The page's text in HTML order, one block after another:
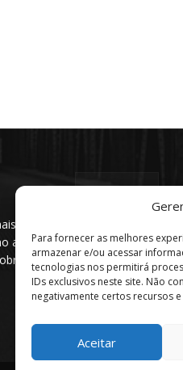
Para fornecer as melhores
armazenar e/ou acessar
tecnologias nos permitirá
IDs exclusivos neste site. Não
negativamente certos recursos
Aceitar
ar
a